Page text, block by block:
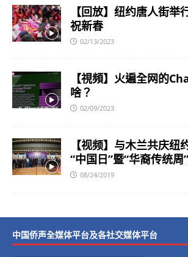
【回放】纽约唐人街举
祝新春
02/13/2023
【視頻】火遍全网的
啥？
02/09/2023
【视频】与木兰共庆纽
“中国日”暨“华裔传统周
08/24/2019
中国侨声全媒体平台及各社交媒体平台